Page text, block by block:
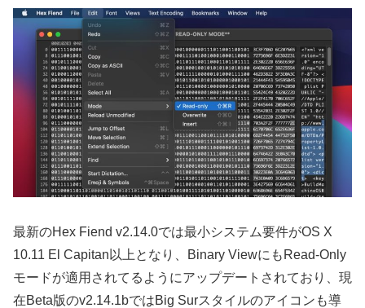
最新のHex Fiend v2.14.0では最小システム要件がOS X
10.11 El Capitan以上となり、Binary ViewにもRead-Only
モードが適用されてるようにアップデートされており、現
在Beta版のv2.14.1bではBig Surスタイルのアイコンも導